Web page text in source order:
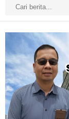
Udang
Tiga Orang
Alah air
LAMR